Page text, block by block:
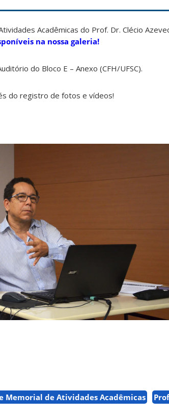
Acadêmicas do Prof. Dr. Clécio
na nossa galeria!
do Bloco E – Anexo (CFH/UFSC).
do registro de fotos e vídeos!
Memorial de Atividades Acadêmicas